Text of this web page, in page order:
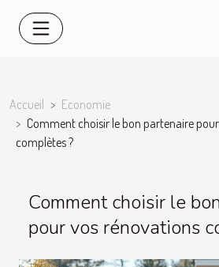
Accueil
Economie
Comment choisir le bon partenaire
complètes ?
Comment choisir le
pour vos rénovations